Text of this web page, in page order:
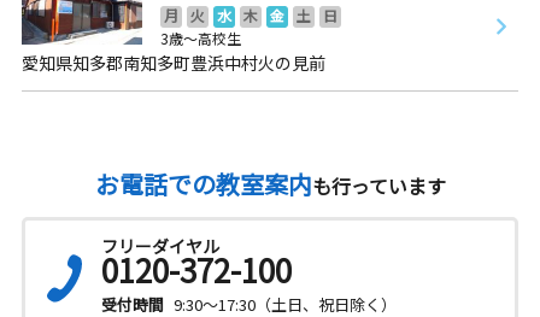
月 火 水 木 金 土
日
3歳～高校生
愛知県知多郡南知多町豊浜中村火の見前
お電話での教室案内も行っています
フリーダイヤル
0120-372-100
受付時間 9:30～17:30（土日、祝日除く）